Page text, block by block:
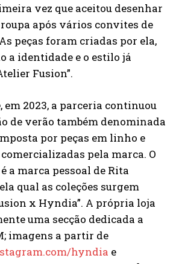
vez que aceitou desenhar
após vários convites de
peças foram criadas por ela,
a identidade e o estilo já
Fusion”.
em 2023, a parceria continuou
de verão também denominada
por peças em linho e
pela marca. O
a marca pessoal de Rita
qual as coleções surgem
x Hyndia”. A própria loja
uma secção dedicada a
imagens a partir de
hyndia e